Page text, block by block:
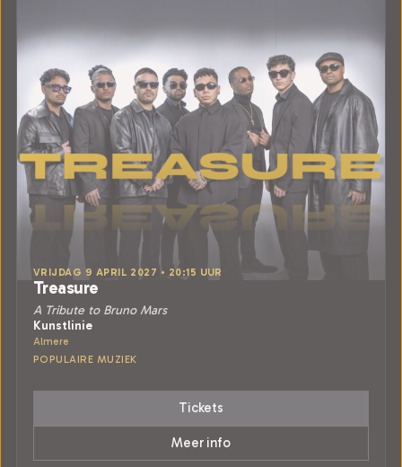
VRIJDAG 9 APRIL 2027 • 20:15 UUR
Treasure
A Tribute to Bruno Mars
Kunstlinie
Almere
POPULAIRE MUZIEK
Tickets
Meer info